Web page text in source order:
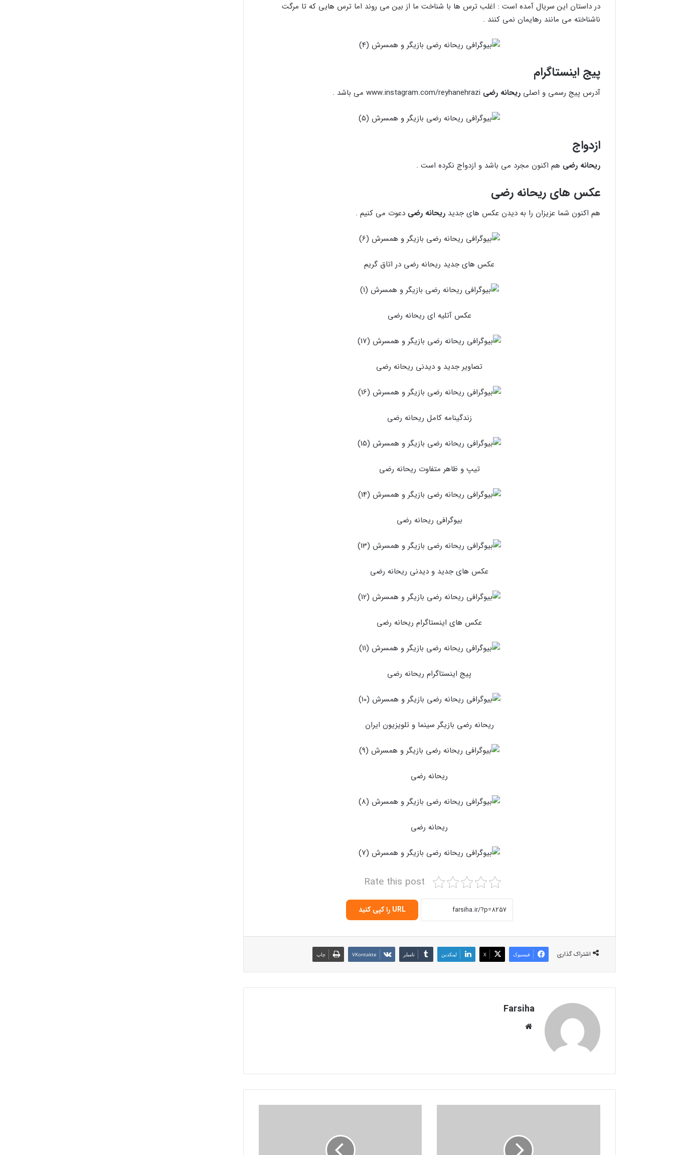
در داستان این سریال آمده است : اغلب ترس ها با شناخت ما از بین می روند اما ترس هایی که تا مرگت
ناشناخته می مانند رهایمان نمی کنند .
پیج اینستاگرام
آدرس پیج رسمی و اصلی ریحانه رضی
ازدواج
ریحانه رضی هم اکنون مجرد می باشد و ازدواج نکرده است .
عکس های ریحانه رضی
هم اکنون شما عزیزان را به دیدن عکس های جدید ریحانه رضی دعوت می کنیم .
عکس های جدید ریحانه رضی در اتاق گریم
عکس آتلیه ای ریحانه رضی
تصاویر جدید و دیدنی ریحانه رضی
زندگینامه کامل ریحانه رضی
تیپ و ظاهر متفاوت ریحانه رضی
بیوگرافی ریحانه رضی
عکس های جدید و دیدنی ریحانه رضی
عکس های اینستاگرام ریحانه رضی
پیج اینستاگرام ریحانه رضی
ریحانه رضی بازیگر سینما و تلویزیون ایران
ریحانه رضی
ریحانه رضی
Rate this post
URL را کپی کنید
اشتراک گذاری فیسبوک X لینکدین ‫تامبلر ‫VKontakte چاپ
Farsiha